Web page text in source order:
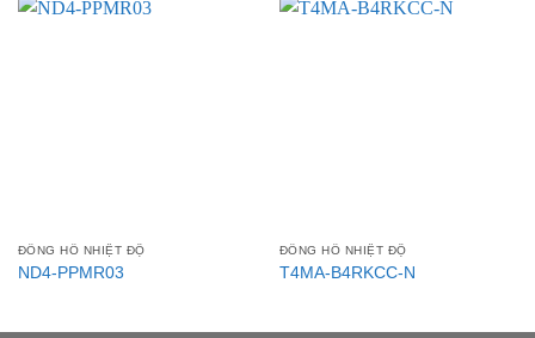
ĐỒNG HỒ NHIỆT ĐỘ
ND4-PPMR03
ĐỒNG HỒ NHIỆT ĐỘ
T4MA-B4RKCC-N